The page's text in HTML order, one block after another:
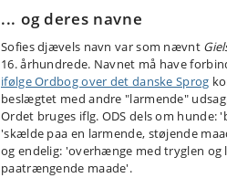
... og deres navne
Sofies djævels navn var som nævnt
16. århundrede. Navnet må have
ifølge Ordbog over det danske Sprog
beslægtet med andre "larmende"
Ordet bruges iflg. ODS dels om
'skælde paa en larmende, støjende
og endelig: 'overhænge med tryglen og
paatrængende maade'.